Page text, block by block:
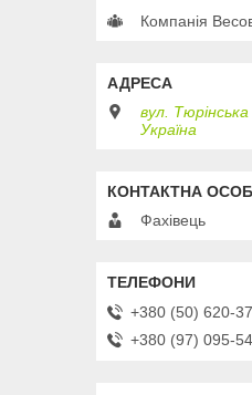
Компанія
вул. Тюрінська
Україна
Фахівець
+380 (50) 620-
+380 (97) 095-